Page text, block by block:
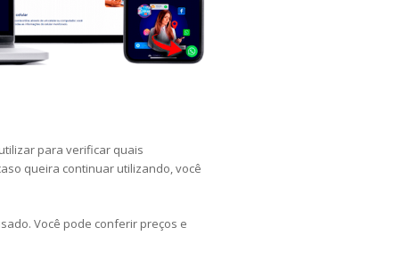
para verificar quais
queira continuar utilizando, você
Você pode conferir preços e